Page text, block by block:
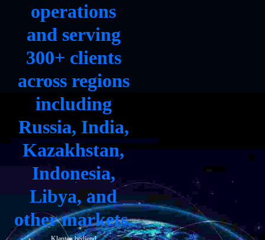
operations
and serving
300+ clients
across regions
including
Russia, India,
Kazakhstan,
Indonesia,
Libya, and
other markets.